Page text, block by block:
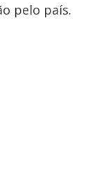
pelo país.